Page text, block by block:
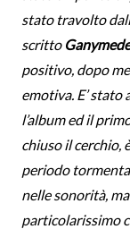
stato travolto
scritto Ganymede
positivo, dopo
emotiva. E’ stato
l’album ed il
chiuso il cerchio,
periodo
nelle sonorità,
particolarissimo